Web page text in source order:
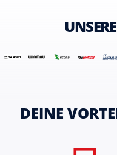
UNSERE
DEINE